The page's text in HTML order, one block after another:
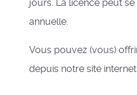
jours. La licence peut
annuelle.
Vous pouvez (vous)
depuis notre site